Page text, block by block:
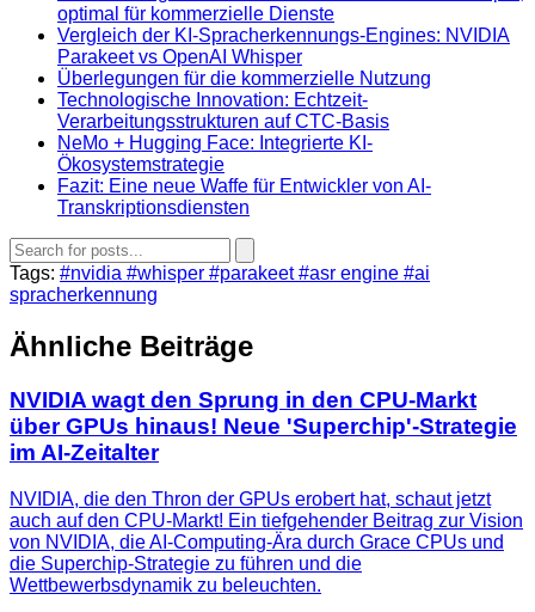
optimal für kommerzielle Dienste
Vergleich der KI-Spracherkennungs-Engines: NVIDIA
Parakeet vs OpenAI Whisper
Überlegungen für die kommerzielle Nutzung
Technologische Innovation: Echtzeit-
Verarbeitungsstrukturen auf CTC-Basis
NeMo + Hugging Face: Integrierte KI-
Ökosystemstrategie
Fazit: Eine neue Waffe für Entwickler von AI-
Transkriptionsdiensten
Tags: #nvidia #whisper #parakeet#asr engine #ai
spracherkennung
Ähnliche Beiträge
NVIDIA wagt den Sprung in den CPU-Markt
über GPUs hinaus! Neue 'Superchip'-Strategie
im AI-Zeitalter
NVIDIA, die den Thron der GPUs erobert hat, schaut jetzt
auch auf den CPU-Markt! Ein tiefgehender Beitrag zur Vision
von NVIDIA, die AI-Computing-Ära durch Grace CPUs und
die Superchip-Strategie zu führen und die
Wettbewerbsdynamik zu beleuchten.